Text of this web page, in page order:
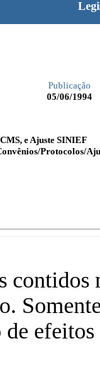
Publicação
05/06/1994
e Ajuste SINIEF
Protocolos/
de